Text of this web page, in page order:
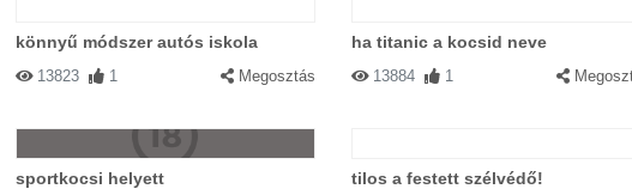
könnyű módszer autós iskola
13823 1 Megosztás
ha titanic a kocsid neve
13884 1
sportkocsi helyett tilos a festett szélvédő!